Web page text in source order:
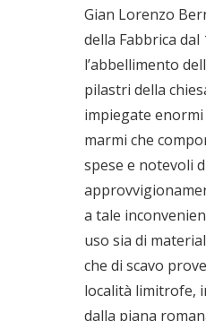
Gian Lorenzo
della Fabbrica dal
l’abbellimento
pilastri della
impiegate
marmi che
spese e notevoli
a tale
uso sia di
che di scavo
località limitrofe,
dalla piana